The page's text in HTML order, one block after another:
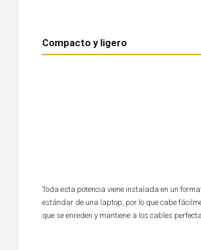
Compacto y ligero
Toda esta potencia viene instalada en un
estándar de una laptop, por lo que cabe
que se enreden y mantiene a los cables